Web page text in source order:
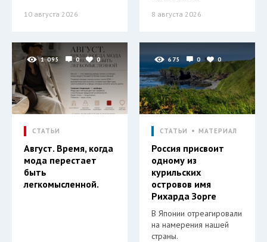
10 августа 2026 8 августа 2026
1 095 0 0
СТАТЬИ
Август. Время, когда
мода перестает
быть
легкомысленной.
675 0 0
СТАТЬИ МАТЕРИАЛ
Россия присвоит
одному из
курильских
островов имя
Рихарда Зорге
В Японии отреагировали
на намерения нашей
страны.